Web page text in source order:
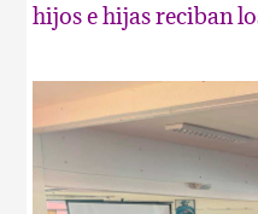
hijos e hijas reciban